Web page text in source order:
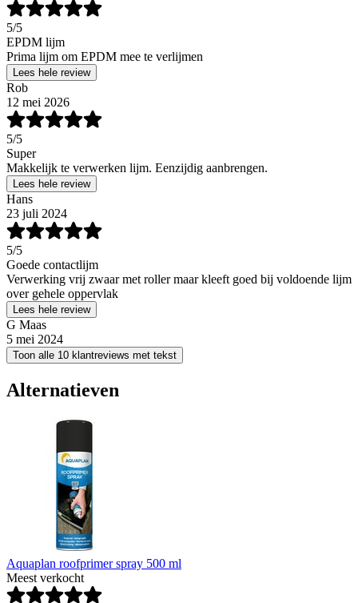
5/5
EPDM lijm
Prima lijm om EPDM mee te verlijmen
Lees hele review
Rob
12 mei 2026
5/5
Super
Makkelijk te verwerken lijm. Eenzijdig aanbrengen.
Lees hele review
Hans
23 juli 2024
5/5
Goede contactlijm
Verwerking vrij zwaar met roller maar kleeft goed bij voldoende lijm
over gehele oppervlak
Lees hele review
G Maas
5 mei 2024
Toon alle 10 klantreviews met tekst
Alternatieven
Aquaplan roofprimer spray 500 ml
Meest verkocht